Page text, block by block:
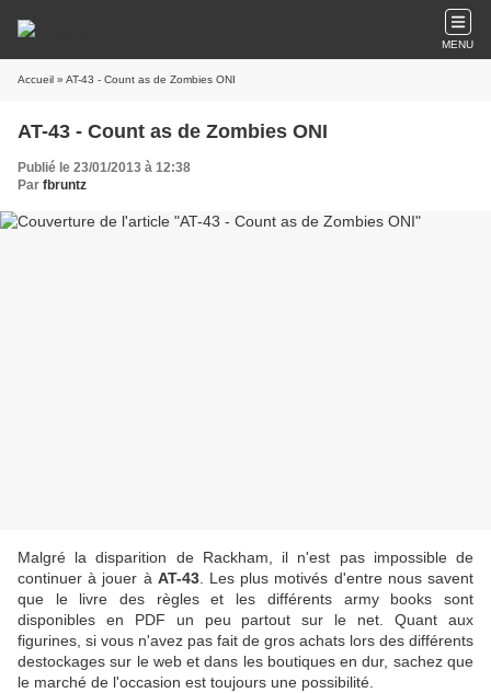
MENU
Accueil » AT-43 - Count as de Zombies ONI
AT-43 - Count as de Zombies ONI
Publié le 23/01/2013 à 12:38
Par fbruntz
Malgré la disparition de Rackham, il n'est pas impossible de
continuer à jouer à AT-43. Les plus motivés d'entre nous savent
que le livre des règles et les différents army books sont
disponibles en PDF un peu partout sur le net. Quant aux
figurines, si vous n'avez pas fait de gros achats lors des différents
destockages sur le web et dans les boutiques en dur, sachez que
le marché de l'occasion est toujours une possibilité.